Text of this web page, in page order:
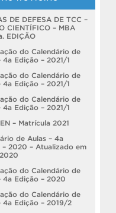
DE DEFESA DE TCC –
CIENTÍFICO – MBA
EDIÇÃO
do Calendário de
4a Edição – 2021/1
do Calendário de
4a Edição – 2021/1
do Calendário de
4a Edição – 2021/1
– Matrícula 2021
de Aulas – 4a
– 2020 – Atualizado em
do Calendário de
4a Edição – 2020
do Calendário de
4a Edição – 2019/2